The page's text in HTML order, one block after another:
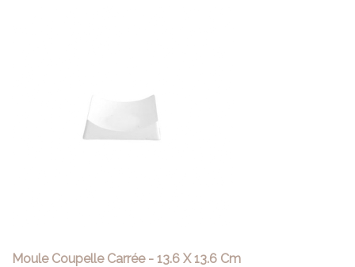
Moule Coupelle Carrée - 13.6 X 13.6 Cm